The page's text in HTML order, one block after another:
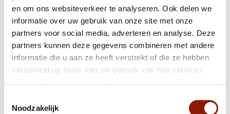
en om ons websiteverkeer te analyseren. Ook delen we
informatie over uw gebruik van onze site met onze
partners voor social media, adverteren en analyse. Deze
partners kunnen deze gegevens combineren met andere
informatie die u aan ze heeft verstrekt of die ze hebben
verzameld op basis van uw gebruik van hun services.
Op onzeprivacypagina kunt u meer lezen over onze
Noodzakelijk
Stemduo: Rob en Ron helpen mee tijdens de
gemeenteraadsverkiezingen
Cliënten houden inzamelingsactie voor
vluchtelingen uit Oekraïne
Herhaalvaccinatie tegen corona